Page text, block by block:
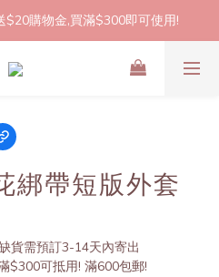
惠期延長🎉!shop now!)
$20購物金,買滿$300即可使用!
優惠期延長🎉!shop now!)
綁帶短版外套
貨需預訂3-14天內寄出
$300可抵用! 滿600包郵!